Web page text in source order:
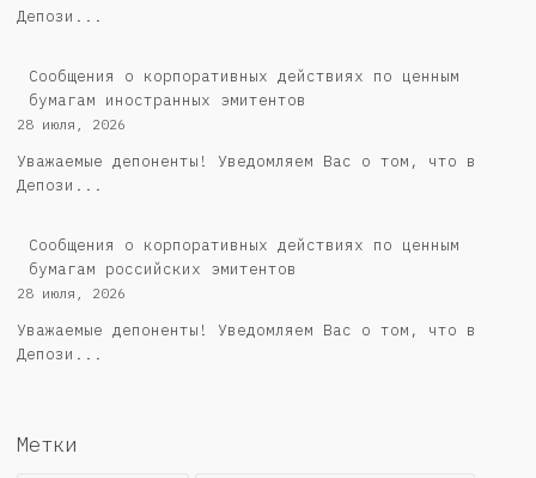
Депози...
Сообщения о корпоративных действиях по ценным
бумагам иностранных эмитентов
28 июля, 2026
Уважаемые депоненты! Уведомляем Вас о том, что в
Депози...
Cообщения о корпоративных действиях по ценным
бумагам российских эмитентов
28 июля, 2026
Уважаемые депоненты! Уведомляем Вас о том, что в
Депози...
Метки